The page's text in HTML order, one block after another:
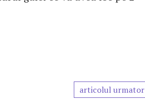
articolul urmator